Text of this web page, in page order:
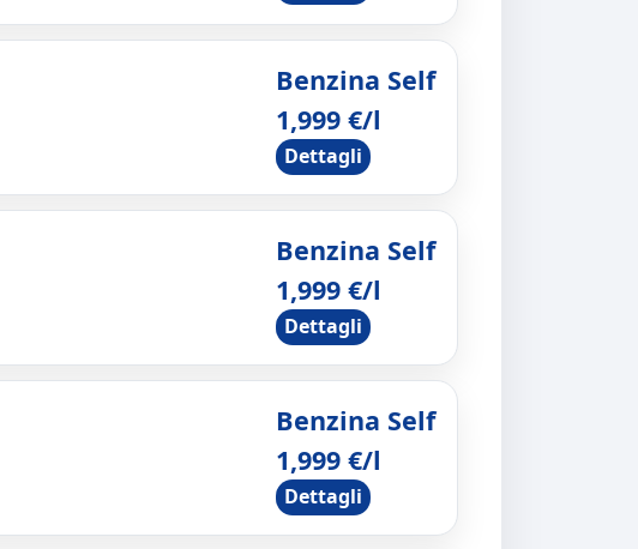
Benzina Self
1,999 €/l
Dettagli
Benzina Self
1,999 €/l
Dettagli
Benzina Self
1,999 €/l
Dettagli